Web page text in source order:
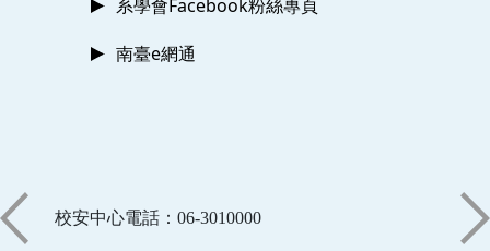
系學會Facebook粉絲專頁
南臺e網通
校安中心電話：06-3010000